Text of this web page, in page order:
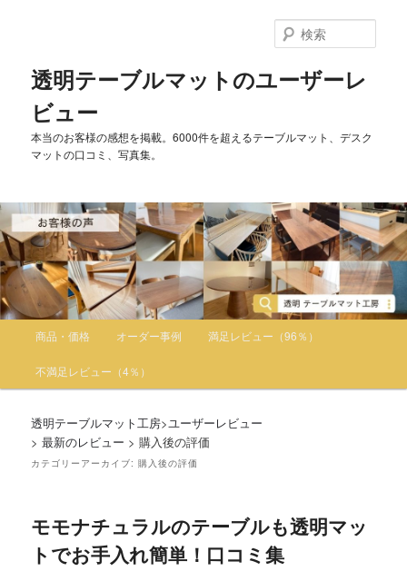
透明テーブルマットのユーザーレ
ビュー
本当のお客様の感想を掲載。6000件を超えるテーブルマット、デスク
マットの口コミ、写真集。
索
メインメニュー
メインコンテンツへ移動
サブコンテンツへ移動
商品・価格 オーダー事例 満足レビュー（96％）
不満足レビュー（4％）
透明テーブルマット工房>ユーザーレビュー
>最新のレビュー >購入後の評価
カテゴリーアーカイブ:購入後の評価
モモナチュラルのテーブルも透明マッ
トでお手入れ簡単！口コミ集